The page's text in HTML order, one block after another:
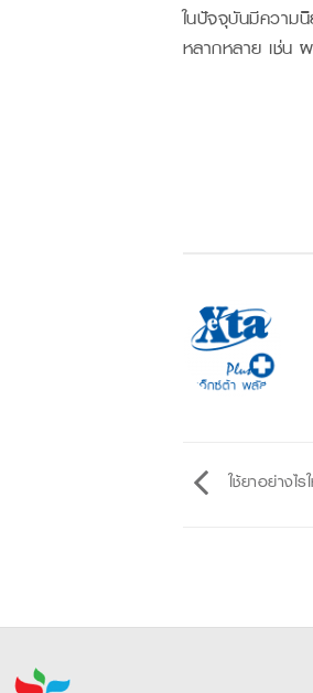
ในปัจจุบันมีความ
หลากหลาย เช่น
ใช้ยาอย่างไ